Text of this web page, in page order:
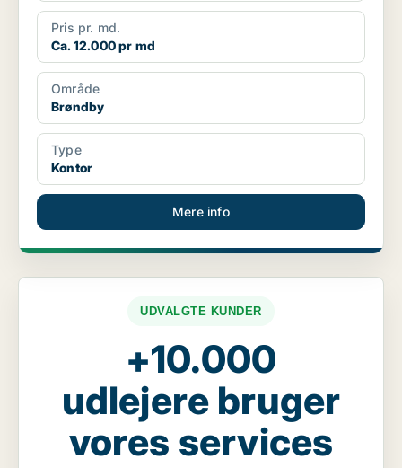
Pris pr. md.
Ca. 12.000 pr md
Område
Brøndby
Type
Kontor
Mere info
UDVALGTE KUNDER
+10.000
udlejere bruger
vores services